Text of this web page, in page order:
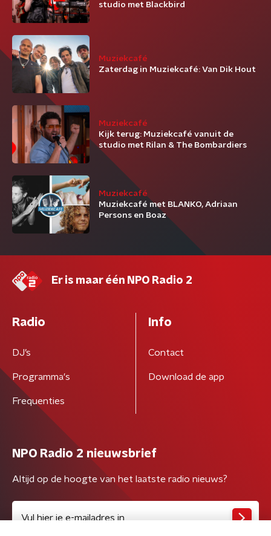
studio met Blackbird
Muziekcafé
Zaterdag in Muziekcafé: Van Dik Hout
Muziekcafé
Kijk terug: Muziekcafé vanuit de
studio met Rilan & The Bombardiers
Muziekcafé
Muziekcafé met BLANKO, Adriaan
Persons en Boaz
Er is maar één NPO Radio 2
Radio
DJ’s
Programma's
Frequenties
Info
Contact
Download de app
NPO Radio 2 nieuwsbrief
Altijd op de hoogte van het laatste radio nieuws?